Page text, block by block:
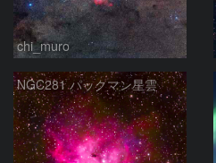
chi_muro
NGC281 パックマン星雲